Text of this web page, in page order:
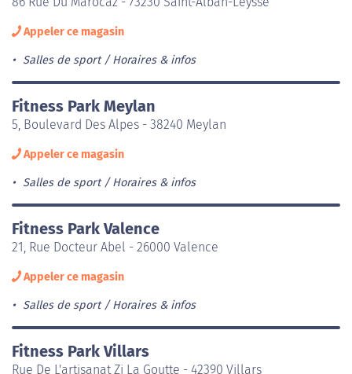
Appeler ce magasin
Salles de sport Horaires & infos
Fitness Park Meylan
5, Boulevard Des Alpes - 38240 Meylan
Appeler ce magasin
Salles de sport Horaires & infos
Fitness Park Valence
21, Rue Docteur Abel - 26000 Valence
Appeler ce magasin
Salles de sport Horaires & infos
Fitness Park Villars
Rue De L'artisanat Zi La Goutte - 42390 Villars